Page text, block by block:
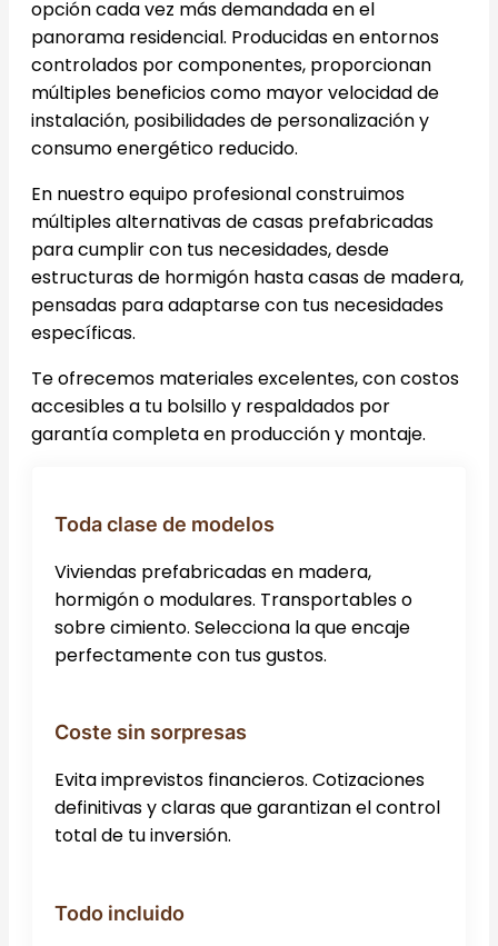
opción cada vez más demandada en el
panorama residencial. Producidas en entornos
controlados por componentes, proporcionan
múltiples beneficios como mayor velocidad de
instalación, posibilidades de personalización y
consumo energético reducido.
En nuestro equipo profesional construimos
múltiples alternativas de casas prefabricadas
para cumplir con tus necesidades, desde
estructuras de hormigón hasta casas de madera,
pensadas para adaptarse con tus necesidades
específicas.
Te ofrecemos materiales excelentes, con costos
accesibles a tu bolsillo y respaldados por
garantía completa en producción y montaje.
Toda clase de modelos
Viviendas prefabricadas en madera,
hormigón o modulares. Transportables o
sobre cimiento. Selecciona la que encaje
perfectamente con tus gustos.
Coste sin sorpresas
Evita imprevistos financieros. Cotizaciones
definitivas y claras que garantizan el control
total de tu inversión.
Todo incluido